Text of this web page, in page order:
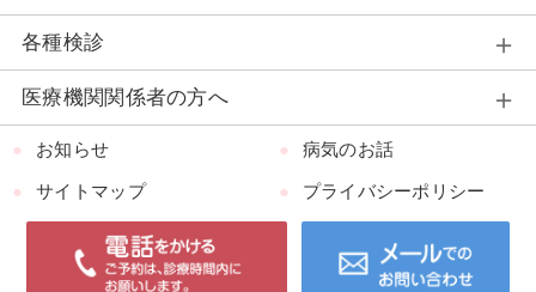
各種検診
医療機関関係者の方へ
お知らせ 病気のお話
サイトマップ プライバシーポリシー